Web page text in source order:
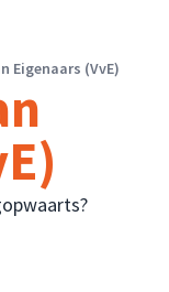
Eigenaars (VvE)